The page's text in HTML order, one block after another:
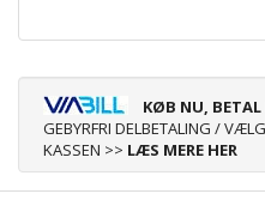
KØB NU, BETAL
GEBYRFRI DELBETALING /
KASSEN >> LÆS MERE HER